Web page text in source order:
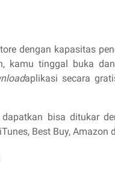
dengan kapasitas
kamu tinggal buka
aplikasi secara
bisa ditukar
Best Buy, Amazon